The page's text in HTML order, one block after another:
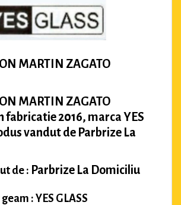
MARTIN ZAGATO
MARTIN ZAGATO
fabricatie 2016, marca YES
vandut de Parbrize La
de : Parbrize La Domiciliu
: YES GLASS